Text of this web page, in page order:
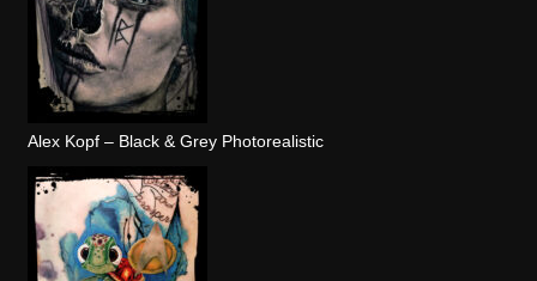
Alex Kopf – Black & Grey Photorealistic